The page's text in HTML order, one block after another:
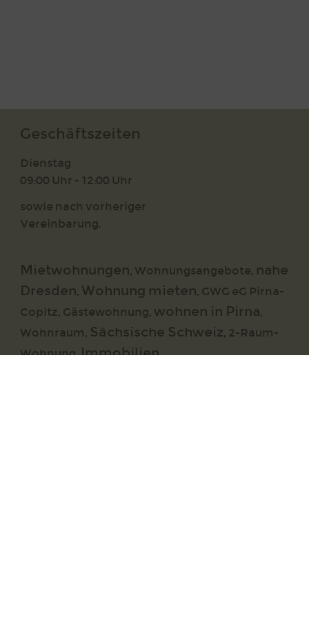
Geschäftszeiten
Dienstag
09:00 Uhr - 12:00 Uhr
sowie nach vorheriger
Vereinbarung.
Mietwohnungen, Wohnungsangebote, nahe
Dresden, Wohnung mieten, GWG eG Pirna-
Copitz, Gästewohnung, wohnen in Pirna,
Wohnraum, Sächsische Schweiz, 2-Raum-
Wohnung,Immobilien,